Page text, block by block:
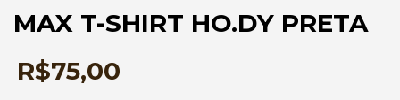
MAX T-SHIRT HO.DY PRETA
R$75,00